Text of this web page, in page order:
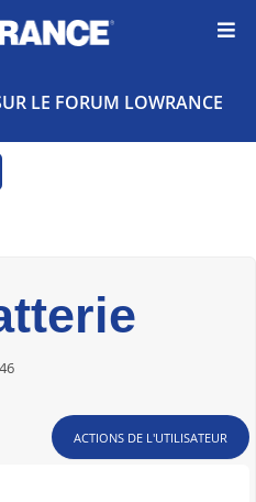
LE FORUM LOWRANCE
ACTIONS DE L'UTILISATEUR